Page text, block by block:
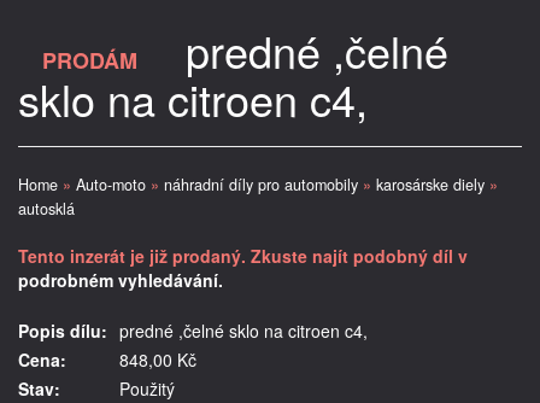
PRODÁM predné ,čelné
sklo na citroen c4,
Home » Auto-moto » náhradní díly pro automobily » karosárske diely »
autosklá
Tento inzerát je již prodaný. Zkuste najít podobný díl v
podrobném vyhledávání.
Popis dílu: predné ,čelné sklo na citroen c4,
Cena:
848,00 Kč
Stav:
Použitý